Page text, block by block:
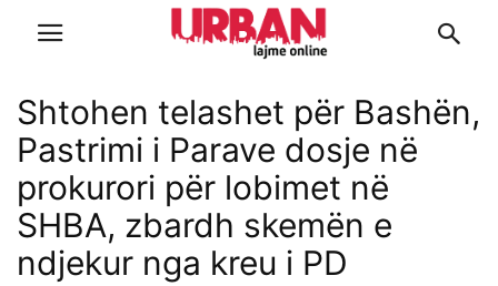
Shtohen telashet për Bashën,
Pastrimi i Parave dosje në
prokurori për lobimet në
SHBA, zbardh skemën e
ndjekur nga kreu i PD